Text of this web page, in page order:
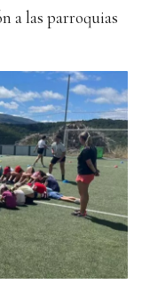
a las parroquias